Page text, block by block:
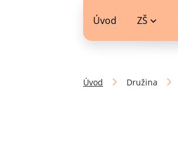
Úvod ZŠ
Úvod Družina